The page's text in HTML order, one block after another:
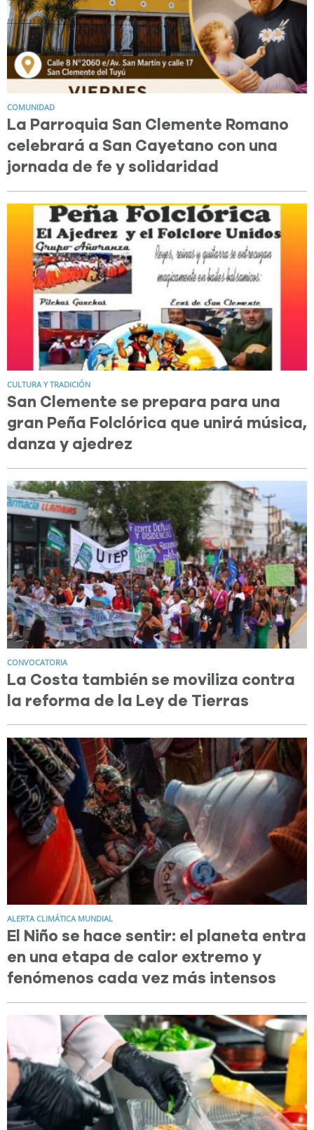
COMUNIDAD
La Parroquia San Clemente Romano
celebrará a San Cayetano con una
jornada de fe y solidaridad
CULTURA Y TRADICIÓN
San Clemente se prepara para una
gran Peña Folclórica que unirá música,
danza y ajedrez
CONVOCATORIA
La Costa también se moviliza contra
la reforma de la Ley de Tierras
ALERTA CLIMÁTICA MUNDIAL
El Niño se hace sentir: el planeta entra
en una etapa de calor extremo y
fenómenos cada vez más intensos